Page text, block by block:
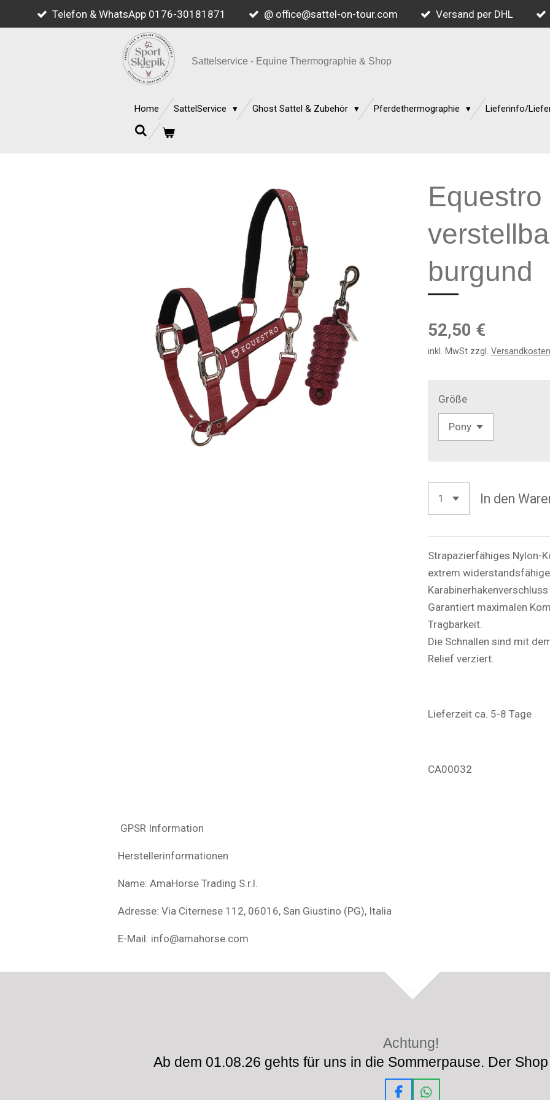
Hauptinhalt
Telefon & WhatsApp 0176-30181871 @ office@sattel-on-tour.com Versand per DHL
Sattelservice - Equine Thermographie & Shop
Home SattelService Ghost Sattel & Zubehör Pferdethermographie Lieferinfo/
burgund
52,50 €
inkl. MwSt zzgl. Versandkosten
Größe
In den
Strapazierfähiges Nylon-
extrem
Garantiert maximalen
Tragbarkeit.
Die Schnallen sind mit
Relief verziert.
Lieferzeit ca. 5-8 Tage
CA00032
GPSR Information
Herstellerinformationen
Name: AmaHorse Trading S.r.l.
Adresse: Via Citernese 112, 06016, San Giustino (PG), Italia
E-Mail: info@amahorse.com
Achtung!
Ab dem 01.08.26 gehts für uns in die Sommerpause. Der
F
W